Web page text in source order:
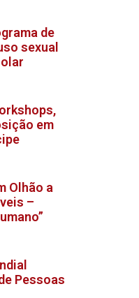
de
sexual
em
Olhão a
–
Pessoas